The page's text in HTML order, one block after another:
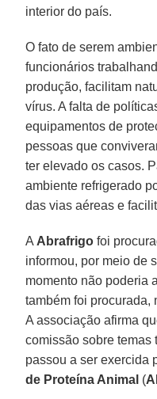
interior do país.
O fato de serem
funcionários
produção, facilitam
vírus. A falta de
equipamentos de
pessoas que
ter elevado os casos.
ambiente refrigerado
das vias aéreas e
A Abrafrigo foi
informou, por meio de
momento não poderia
também foi procurada,
A associação afirma
comissão sobre temas
passou a ser exercida
de Proteína Animal (